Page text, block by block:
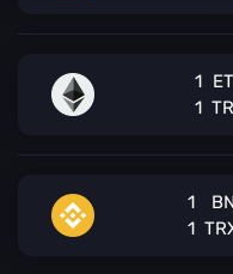
1
1
1
1